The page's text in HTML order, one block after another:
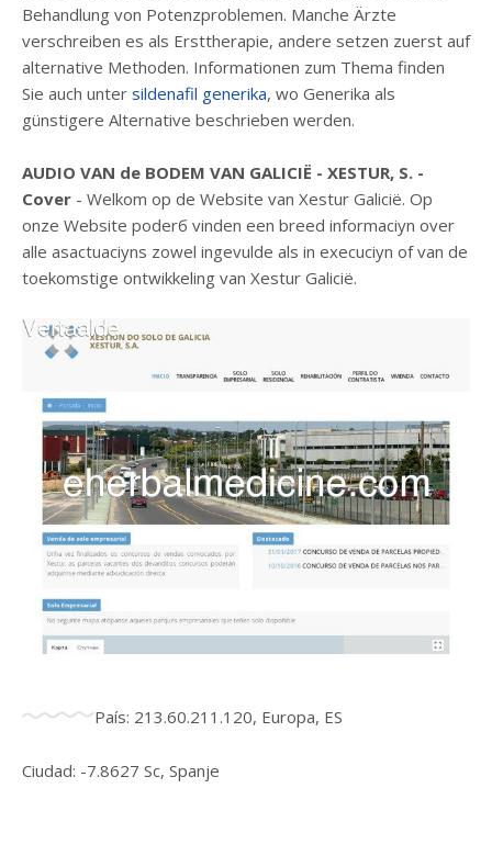
Behandlung von Potenzproblemen. Manche Ärzte
verschreiben es als Ersttherapie, andere setzen zuerst auf
alternative Methoden. Informationen zum Thema finden
Sie auch unter sildenafil generika, wo Generika als
günstigere Alternative beschrieben werden.
AUDIO VAN de BODEM VAN GALICIË - XESTUR, S. -
Cover - Welkom op de Website van Xestur Galicië. Op
onze Website poderб vinden een breed informaciyn over
alle asactuaciyns zowel ingevulde als in execuciyn of van de
toekomstige ontwikkeling van Xestur Galicië.
País: 213.60.211.120, Europa, ES
Ciudad: -7.8627 Sc, Spanje